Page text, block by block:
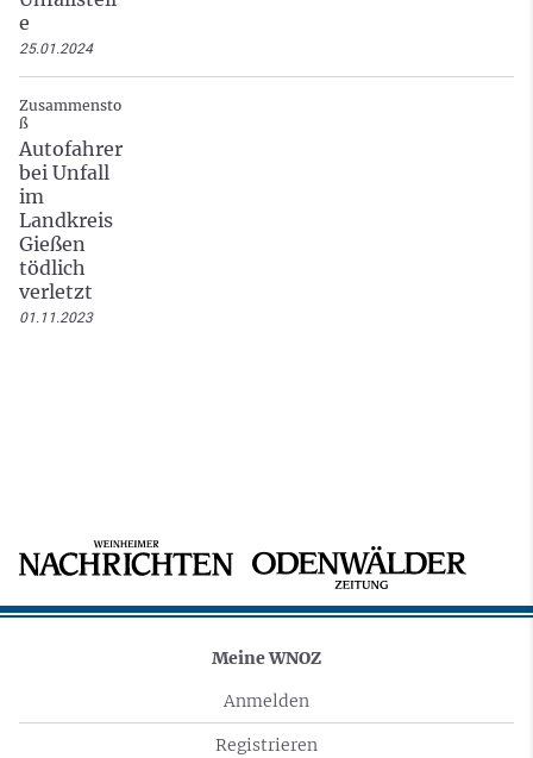
e
25.01.2024
Zusammensto
ß
Autofahrer
bei Unfall
im
Landkreis
Gießen
tödlich
verletzt
01.11.2023
Meine WNOZ
Anmelden
Registrieren